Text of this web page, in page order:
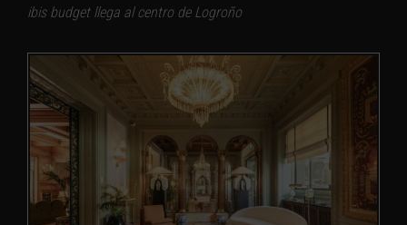
ibis budget llega al centro de Logroño